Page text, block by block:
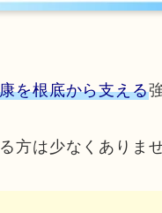
を根底から支える
方は少なくありませ